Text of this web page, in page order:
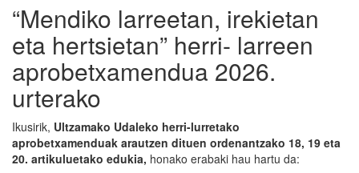
“Mendiko larreetan, irekietan
eta hertsietan” herri- larreen
aprobetxamendua 2026.
urterako
Ikusirik, Ultzamako Udaleko herri-lurretako
aprobetxamenduak arautzen dituen ordenantzako 18, 19 eta
20. artikuluetako edukia, honako erabaki hau hartu da: